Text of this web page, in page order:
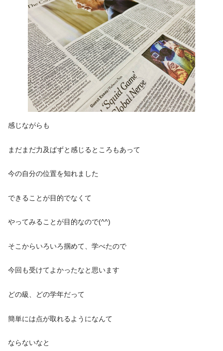
感じながらも
まだまだ力及ばずと感じるところもあって
今の自分の位置を知れました
できることが目的でなくて
やってみることが目的なので(^^)
そこからいろいろ掴めて、学べたので
今回も受けてよかったなと思います
どの級、どの学年だって
簡単には点が取れるようになんて
ならないなと